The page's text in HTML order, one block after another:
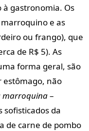
à gastronomia. Os
e as
ou frango), que
de R$ 5). As
forma geral, são
estômago, não
marroquina–
sofisticados da
de carne de pombo